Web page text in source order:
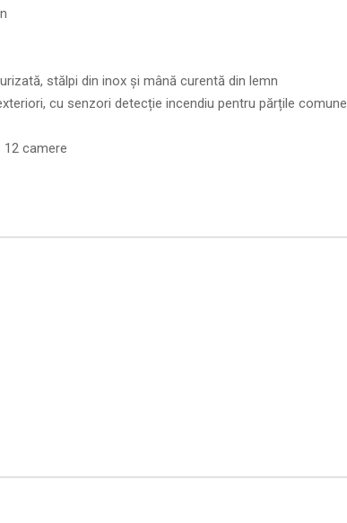
stălpi din inox și mână curentă din lemn
cu senzori detecție incendiu pentru părțile comune
12 camere